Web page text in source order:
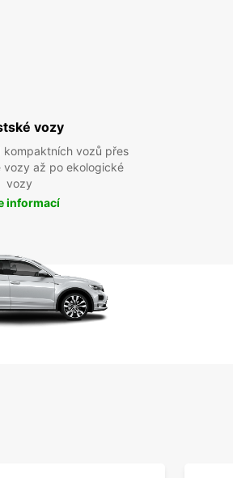
vozy
kompaktních vozů přes
vozy až po ekologické
vozy
informací